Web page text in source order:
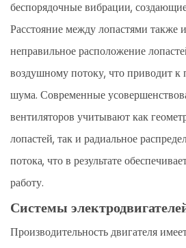
беспорядочные вибрации,
Расстояние между лопастями также
неправильное расположение
воздушному потоку, что приводит
шума. Современные
вентиляторов учитывают как
лопастей, так и радиальное
потока, что в результате
работу.
Системы
Производительность двигателя